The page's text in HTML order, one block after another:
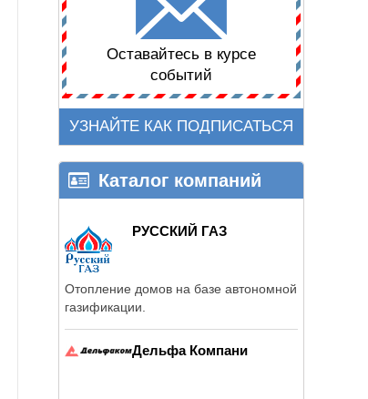
Оставайтесь в курсе
событий
УЗНАЙТЕ КАК ПОДПИСАТЬСЯ
Каталог компаний
РУССКИЙ ГАЗ
Отопление домов на базе автономной
газификации.
Дельфа Компани